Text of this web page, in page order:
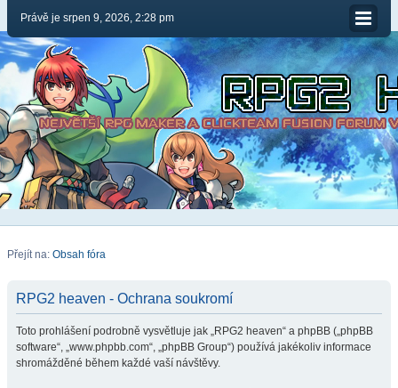
Právě je srpen 9, 2026, 2:28 pm
Přejít na: Obsah fóra
RPG2 heaven - Ochrana soukromí
Toto prohlášení podrobně vysvětluje jak „RPG2 heaven“ a phpBB („phpBB
software“, „www.phpbb.com“, „phpBB Group“) používá jakékoliv informace
shromážděné během každé vaší návštěvy.